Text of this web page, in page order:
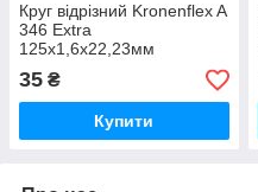
Круг відрізний Kronenflex A
346 Extra
125х1,6х22,23мм
35 ₴
Купити